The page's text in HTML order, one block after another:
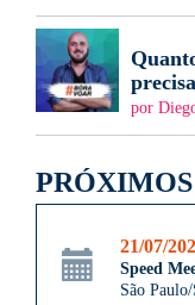
por
21/07/
Speed
São